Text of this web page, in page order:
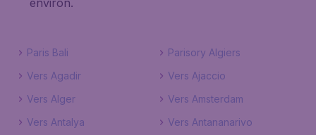
environ.
Paris Bali
Parisory Algiers
Vers Agadir
Vers Ajaccio
Vers Alger
Vers Amsterdam
Vers Antalya
Vers Antananarivo